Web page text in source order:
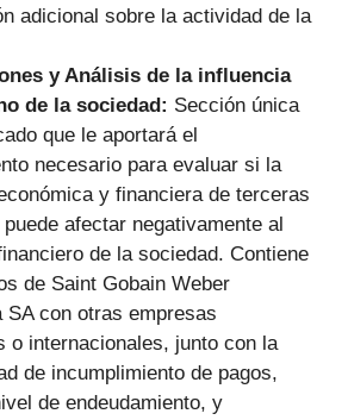
adicional sobre la actividad de la
y Análisis de la influencia
de la sociedad: Sección única
que le aportará el
necesario para evaluar si la
y financiera de terceras
afectar negativamente al
de la sociedad. Contiene
de Saint Gobain Weber
SA con otras empresas
o internacionales, junto con la
de incumplimiento de pagos,
de endeudamiento, y